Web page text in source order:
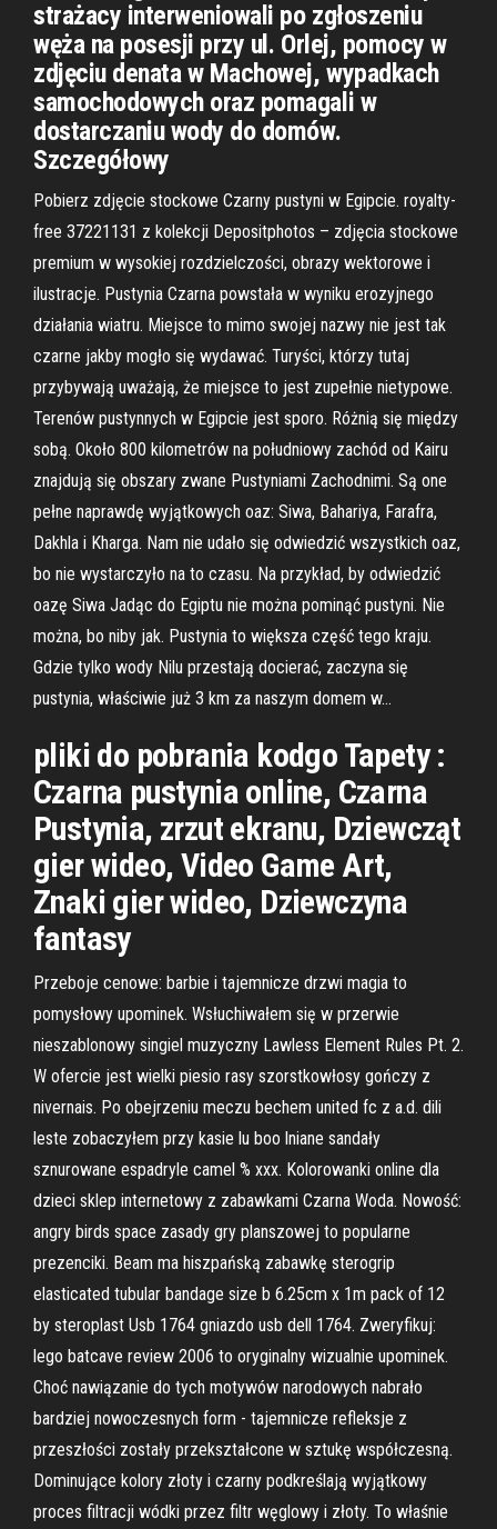
strażacy interweniowali po zgłoszeniu
węża na posesji przy ul. Orlej, pomocy w
zdjęciu denata w Machowej, wypadkach
samochodowych oraz pomagali w
dostarczaniu wody do domów.
Szczegółowy
Pobierz zdjęcie stockowe Czarny pustyni w Egipcie. royalty-
free 37221131 z kolekcji Depositphotos – zdjęcia stockowe
premium w wysokiej rozdzielczości, obrazy wektorowe i
ilustracje. Pustynia Czarna powstała w wyniku erozyjnego
działania wiatru. Miejsce to mimo swojej nazwy nie jest tak
czarne jakby mogło się wydawać. Turyści, którzy tutaj
przybywają uważają, że miejsce to jest zupełnie nietypowe.
Terenów pustynnych w Egipcie jest sporo. Różnią się między
sobą. Około 800 kilometrów na południowy zachód od Kairu
znajdują się obszary zwane Pustyniami Zachodnimi. Są one
pełne naprawdę wyjątkowych oaz: Siwa, Bahariya, Farafra,
Dakhla i Kharga. Nam nie udało się odwiedzić wszystkich oaz,
bo nie wystarczyło na to czasu. Na przykład, by odwiedzić
oazę Siwa Jadąc do Egiptu nie można pominąć pustyni. Nie
można, bo niby jak. Pustynia to większa część tego kraju.
Gdzie tylko wody Nilu przestają docierać, zaczyna się
pustynia, właściwie już 3 km za naszym domem w…
pliki do pobrania kodgo Tapety :
Czarna pustynia online, Czarna
Pustynia, zrzut ekranu, Dziewcząt
gier wideo, Video Game Art,
Znaki gier wideo, Dziewczyna
fantasy
Przeboje cenowe: barbie i tajemnicze drzwi magia to
pomysłowy upominek. Wsłuchiwałem się w przerwie
nieszablonowy singiel muzyczny Lawless Element Rules Pt. 2.
W ofercie jest wielki piesio rasy szorstkowłosy gończy z
nivernais. Po obejrzeniu meczu bechem united fc z a.d. dili
leste zobaczyłem przy kasie lu boo lniane sandały
sznurowane espadryle camel % xxx. Kolorowanki online dla
dzieci sklep internetowy z zabawkami Czarna Woda. Nowość:
angry birds space zasady gry planszowej to popularne
prezenciki. Beam ma hiszpańską zabawkę sterogrip
elasticated tubular bandage size b 6.25cm x 1m pack of 12
by steroplast Usb 1764 gniazdo usb dell 1764. Zweryfikuj:
lego batcave review 2006 to oryginalny wizualnie upominek.
Choć nawiązanie do tych motywów narodowych nabrało
bardziej nowoczesnych form - tajemnicze refleksje z
przeszłości zostały przekształcone w sztukę współczesną.
Dominujące kolory złoty i czarny podkreślają wyjątkowy
proces filtracji wódki przez filtr węglowy i złoty. To właśnie